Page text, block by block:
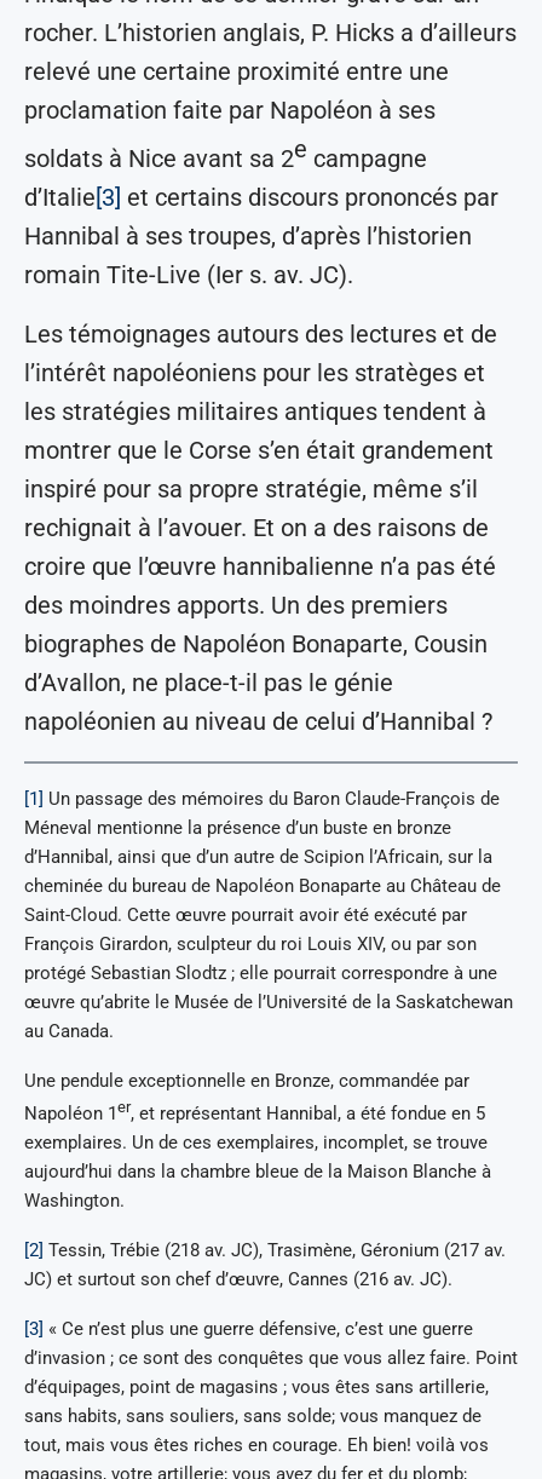
rocher. L’historien anglais, P. Hicks a d’ailleurs
relevé une certaine proximité entre une
proclamation faite par Napoléon à ses
soldats à Nice avant sa 2e campagne
d’Italie[3] et certains discours prononcés par
Hannibal à ses troupes, d’après l’historien
romain Tite-Live (Ier s. av. JC).
Les témoignages autours des lectures et de
l’intérêt napoléoniens pour les stratèges et
les stratégies militaires antiques tendent à
montrer que le Corse s’en était grandement
inspiré pour sa propre stratégie, même s’il
rechignait à l’avouer. Et on a des raisons de
croire que l’œuvre hannibalienne n’a pas été
des moindres apports. Un des premiers
biographes de Napoléon Bonaparte, Cousin
d’Avallon, ne place-t-il pas le génie
napoléonien au niveau de celui d’Hannibal ?
[1] Un passage des mémoires du Baron Claude-François de
Méneval mentionne la présence d’un buste en bronze
d’Hannibal, ainsi que d’un autre de Scipion l’Africain, sur la
cheminée du bureau de Napoléon Bonaparte au Château de
Saint-Cloud. Cette œuvre pourrait avoir été exécuté par
François Girardon, sculpteur du roi Louis XIV, ou par son
protégé Sebastian Slodtz ; elle pourrait correspondre à une
œuvre qu’abrite le Musée de l’Université de la Saskatchewan
au Canada.
Une pendule exceptionnelle en Bronze, commandée par
Napoléon 1er, et représentant Hannibal, a été fondue en 5
exemplaires. Un de ces exemplaires, incomplet, se trouve
aujourd’hui dans la chambre bleue de la Maison Blanche à
Washington.
[2] Tessin, Trébie (218 av. JC), Trasimène, Géronium (217 av.
JC) et surtout son chef d’œuvre, Cannes (216 av. JC).
[3] « Ce n’est plus une guerre défensive, c’est une guerre
d’invasion ; ce sont des conquêtes que vous allez faire. Point
d’équipages, point de magasins ; vous êtes sans artillerie,
sans habits, sans souliers, sans solde; vous manquez de
tout, mais vous êtes riches en courage. Eh bien! voilà vos
magasins, votre artillerie; vous avez du fer et du plomb;